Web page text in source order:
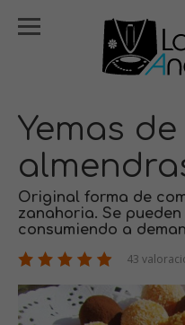
Yemas
Original forma de
zanahoria. Se
consumiendo a
43